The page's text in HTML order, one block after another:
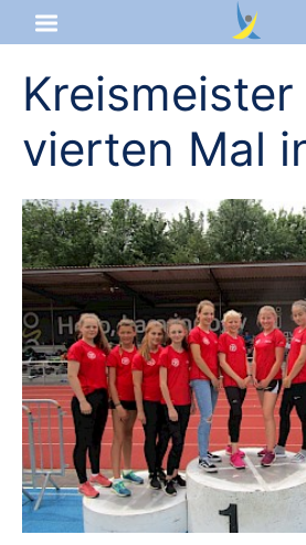
Startseite
Aktuelles
Das sind wir
Lernangebot
Service & Infos
vierten Mal